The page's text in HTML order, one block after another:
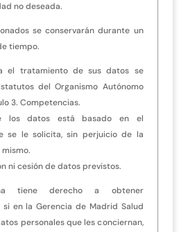
no deseada.
se conservarán durante un
tiempo.
el tratamiento de sus datos se
del Organismo Autónomo
3. Competencias.
los datos está basado en el
se le solicita, sin perjuicio de la
ni cesión de datos previstos.
tiene derecho a obtener
en la Gerencia de Madrid Salud
personales que les conciernan,